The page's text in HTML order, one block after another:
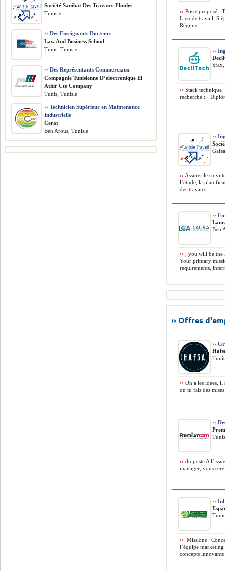
›› Poste proposé :
Lieu de travail:
Régime : ...
››
›› Stack technique
recherché : ›
››
›› Assurer le suivi
l’étude, la
des travaux ...
››
Ben
››
, you will be the
Your primary
requirements,
›› Offres
››
›› On a les idées, il
où tu fais des
››
›› du poste A
manager, vous
››
››
Missions :
l’équipe
concepts
Société Sanibat Des Travaux Fluides
Tunisie
›› Des Enseignants Docteurs
Law And Business School
Tunis, Tunisie
›› Des Représentants Commerciaux
Compagnie Tunisienne D’electronique El
Athir Cte Company
Tunis, Tunisie
›› Technicien Supérieur en Maintenance
Industrielle
Cerat
Ben Arous, Tunisie